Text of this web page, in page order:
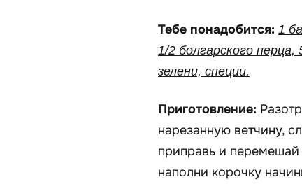
Тебе понадобится: 1
1/2 болгарского перца,
зелени, специи.
Приготовление:
нарезанную ветчину,
приправь и
наполни корочку